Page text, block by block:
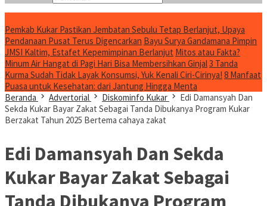
Pemkab Kukar Pastikan Jembatan Sebulu Tetap Berlanjut, Upaya
Pendanaan Pusat Terus Digencarkan Bayu Surya Gandamana Pimpin
JMSI Kaltim, Estafet Kepemimpinan Berlanjut Mitos atau Fakta?
Minum Air Hangat di Pagi Hari Bisa Membersihkan Ginjal3 Tanda
Kurma Sudah Tidak Layak Konsumsi, Yuk Kenali Ciri-Cirinya! 8 Manfaat
Puasa untuk Kesehatan: dari Jantung Hingga Menta
Beranda
Advertorial Diskominfo Kukar
Edi Damansyah Dan
Sekda Kukar Bayar Zakat Sebagai Tanda Dibukanya Program Kukar
Berzakat Tahun 2025 Bertema cahaya zakat
Edi Damansyah Dan Sekda
Kukar Bayar Zakat Sebagai
Tanda Dibukanya Program